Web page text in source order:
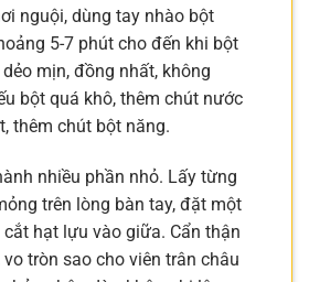
nguội, dùng tay nhào bột
5-7 phút cho đến khi bột
mịn, đồng nhất, không
bột quá khô, thêm chút nước
thêm chút bột năng.
nhiều phần nhỏ. Lấy từng
trên lòng bàn tay, đặt một
hạt lựu vào giữa. Cẩn thận
tròn sao cho viên trân châu